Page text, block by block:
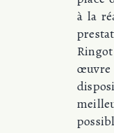
à la
œuvre